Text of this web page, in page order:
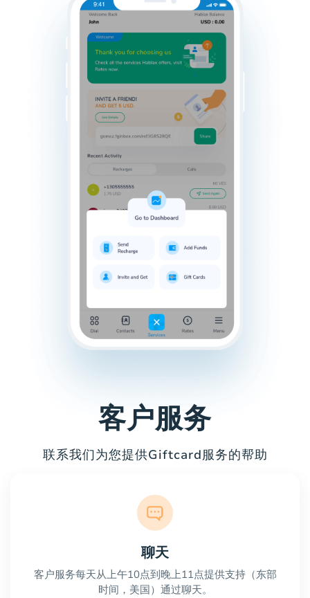
客户服务
联系我们为您提供Giftcard服务的帮助
聊天
客户服务每天从上午10点到晚上11点提供支持（东部
时间，美国）通过聊天。